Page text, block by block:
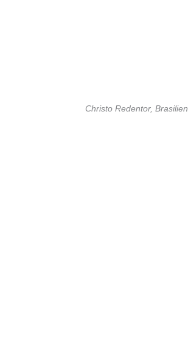
Christo Redentor, Brasilien